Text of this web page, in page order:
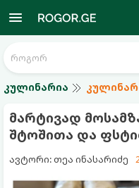
კულინარია
მარტივად
შტოშითა და
ავტორი: თეა ინასარიძე